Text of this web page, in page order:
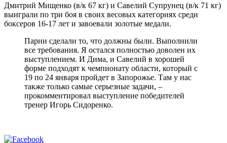
Дмитрий Мищенко (в/к 67 кг) и Савелий Супрунец (в/к 71 кг)
выиграли по три боя в своих весовых категориях среди
боксеров 16-17 лет и завоевали золотые медали.
Парни сделали то, что должны были. Выполнили
все требования. Я остался полностью доволен их
выступлением. И Дима, и Савелий в хорошей
форме подходят к чемпионату области, который с
19 по 24 января пройдет в Запорожье. Там у нас
также только самые серьезные задачи, –
прокомментировал выступление победителей
тренер Игорь Сидоренко.